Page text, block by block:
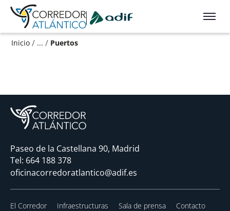
Ir a contenido principal
Inicio / ... / Puertos
Paseo de la Castellana 90, Madrid
Tel: 664 188 378
oficinacorredoratlantico@adif.es
El Corredor Infraestructuras Sala de prensa Contacto